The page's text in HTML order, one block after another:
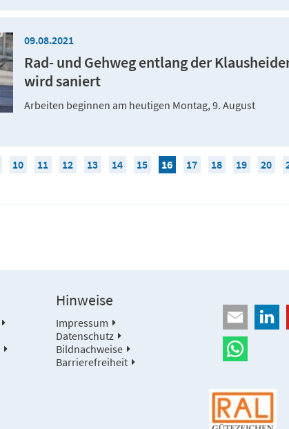
09.08.2021
Rad- und Gehweg entlang der
wird saniert
Arbeiten beginnen am heutigen Montag, 9. August
10 11 12 13 14 15 16 17 18 19 20
Hinweise
Impressum
Datenschutz
Bildnachweise
Barrierefreiheit